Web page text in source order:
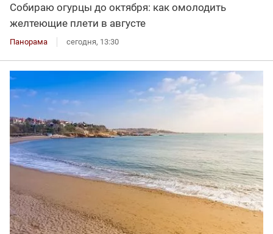
Собираю огурцы до октября: как омолодить
желтеющие плети в августе
Панорама сегодня, 13:30